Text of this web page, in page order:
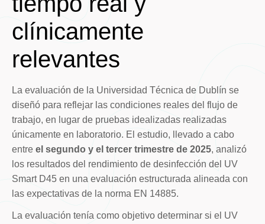
clínicamente
relevantes
La evaluación de la Universidad Técnica de Dublín se
diseñó para reflejar las condiciones reales del flujo de
trabajo, en lugar de pruebas idealizadas realizadas
únicamente en laboratorio. El estudio, llevado a cabo
entre el segundo y el tercer trimestre de 2025, analizó
los resultados del rendimiento de desinfección del UV
Smart D45 en una evaluación estructurada alineada con
las expectativas de la norma EN 14885.
La evaluación tenía como objetivo determinar si el UV